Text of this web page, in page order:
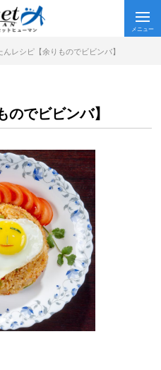
んレシピ【余りものでビビンバ】
でビビンバ】